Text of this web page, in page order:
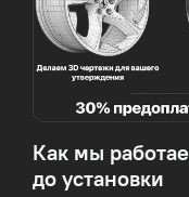
Как мы
до установки